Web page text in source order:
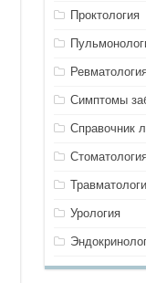
Проктология
Симптомы
Справочник
Урология